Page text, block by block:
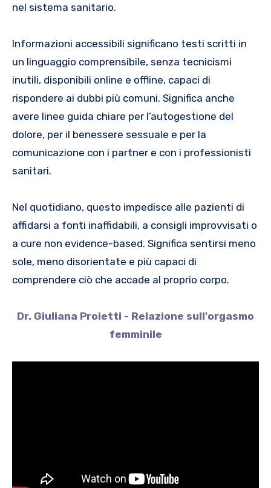
nel sistema sanitario.
Informazioni accessibili significano testi scritti in
un linguaggio comprensibile, senza tecnicismi
inutili, disponibili online e offline, capaci di
rispondere ai dubbi più comuni. Significa anche
avere linee guida chiare per l’autogestione del
dolore, per il benessere sessuale e per la
comunicazione con i partner e con i professionisti
sanitari.
Nel quotidiano, questo impedisce alle pazienti di
affidarsi a fonti inaffidabili, a consigli improvvisati o
a cure non evidence-based. Significa sentirsi meno
sole, meno disorientate e più capaci di
comprendere ciò che accade al proprio corpo.
Dr. Giuliana Proietti - Relazione sull'orgasmo
femminile